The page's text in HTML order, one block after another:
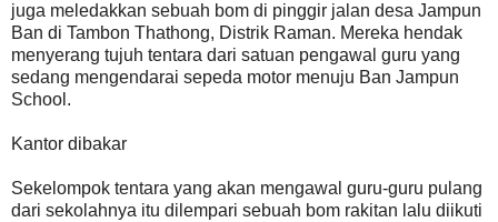
juga meledakkan sebuah bom di pinggir jalan desa Jampun
Ban di Tambon Thathong, Distrik Raman. Mereka hendak
menyerang tujuh tentara dari satuan pengawal guru yang
sedang mengendarai sepeda motor menuju Ban Jampun
School.
Kantor dibakar
Sekelompok tentara yang akan mengawal guru-guru pulang
dari sekolahnya itu dilempari sebuah bom rakitan lalu diikuti